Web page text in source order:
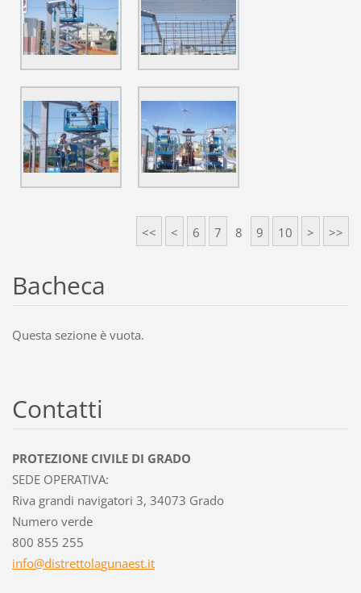
<< < 6 7 8 9 10 > >>
Bacheca
Questa sezione è vuota.
Contatti
PROTEZIONE CIVILE DI GRADO
SEDE OPERATIVA:
Riva grandi navigatori 3, 34073 Grado
Numero verde
800 855 255
info@distrettolagunaest.it